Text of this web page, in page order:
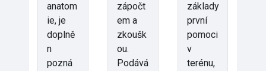
anatom
ie, je
doplně
n
pozná
zápočt
em a
zkoušk
ou.
Podává
základy
první
pomoci
v
terénu,